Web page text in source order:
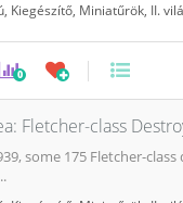
Kiegészítő Miniatűrök II.
0
Fletcher-class
some 175 Fletcher-